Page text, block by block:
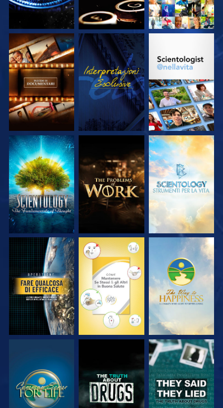
ESPLORA LE
SERIE
GUARDA
ESPLORA LE
ESPLORA LE
SERIE
ESPLORA LE
SERIE
ESPLORA LE
SERIE
GUARDA GUARDA GUARDA
GUARDA GUARDA GUARDA